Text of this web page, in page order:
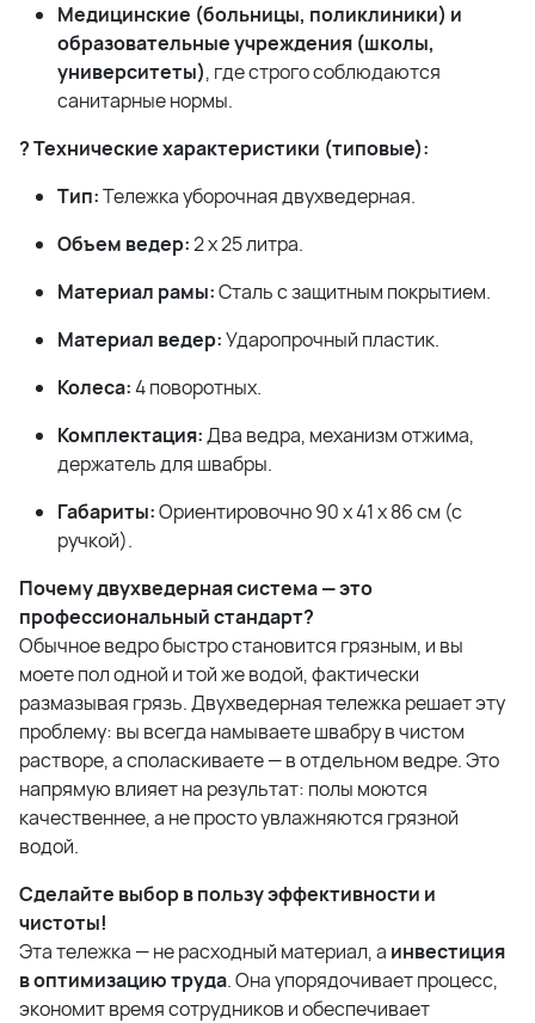
Медицинские (больницы, поликлиники) и
образовательные учреждения (школы,
университеты), где строго соблюдаются
санитарные нормы.
? Технические характеристики (типовые):
Тип:Тележка уборочная двухведерная.
Объем ведер:2 x 25 литра.
Материал рамы:Сталь с защитным покрытием.
Материал ведер:Ударопрочный пластик.
Колеса:4 поворотных.
Комплектация:Два ведра, механизм отжима,
держатель для швабры.
Габариты:Ориентировочно 90 x 41 x 86 см (с
ручкой).
Почему двухведерная система — это
профессиональный стандарт?
Обычное ведро быстро становится грязным, и вы
моете пол одной и той же водой, фактически
размазывая грязь. Двухведерная тележка решает эту
проблему: вы всегда намываете швабру в чистом
растворе, а споласкиваете — в отдельном ведре. Это
напрямую влияет на результат: полы моются
качественнее, а не просто увлажняются грязной
водой.
Сделайте выбор в пользу эффективности и
чистоты!
Эта тележка — не расходный материал, а инвестиция
в оптимизацию труда. Она упорядочивает процесс,
экономит время сотрудников и обеспечивает